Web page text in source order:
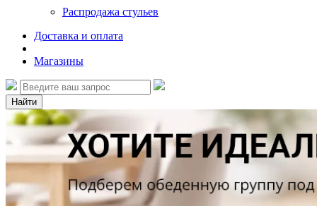
Распродажа стульев
Доставка и оплата
Магазины
Найти